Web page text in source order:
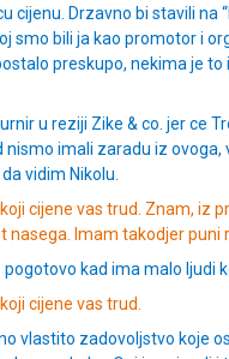
cijenu. Drzavno bi stavili
smo bili ja kao promotor i
preskupo, nekima je
u reziji Zike & co. jer
imali zaradu iz
vidim Nikolu.
cijene vas trud. Znam, iz
Imam takodjer
kad ima malo ljudi
cijene vas trud.
vlastito zadovoljstvo koje